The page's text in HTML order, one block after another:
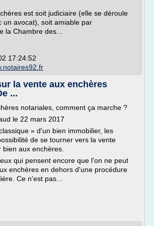
est soit judiciaire (elle se déroule
un avocat), soit amiable par
la Chambre des...
17:24:52
la vente aux enchères
...
notariales, comment ça marche ?
le 22 mars 2017
» d'un bien immobilier, les
de se tourner vers la vente
aux enchères.
qui pensent encore que l'on ne peut
enchères en dehors d'une procédure
Ce n'est pas...